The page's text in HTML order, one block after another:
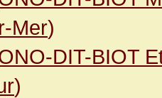
Mer)
DIT-BIOT
)